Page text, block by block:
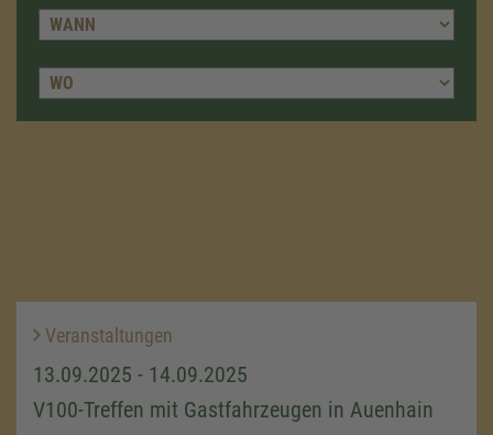
Veranstaltungen
13.09.2025 - 14.09.2025
V100-Treffen mit Gastfahrzeugen in Auenhain